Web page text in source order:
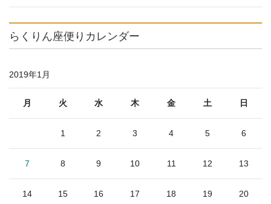
らくりん座便りカレンダー
2019年1月
月 火 水 木 金 土 日
1 2 3 4 5 6
7 8 9 10 11 12 13
14 15 16 17 18 19 20